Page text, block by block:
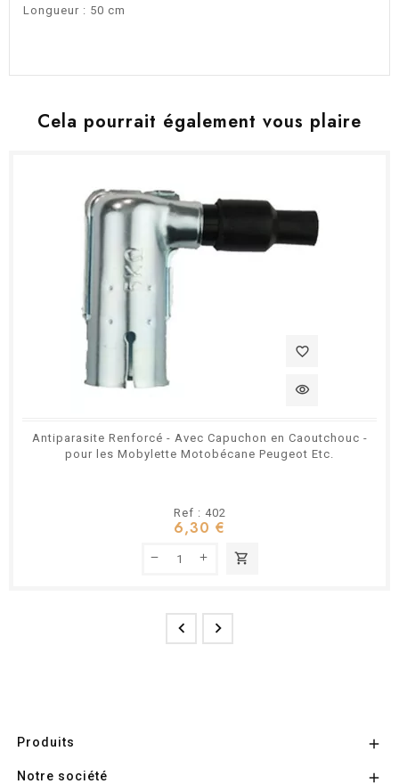
Longueur : 50 cm
Cela pourrait également vous plaire
favorite_border
visibility
Antiparasite Renforcé - Avec Capuchon en Caoutchouc -
pour les Mobylette Motobécane Peugeot Etc.
Ref : 402
6,30 €
shopping_cart
 
Produits 
Notre société 